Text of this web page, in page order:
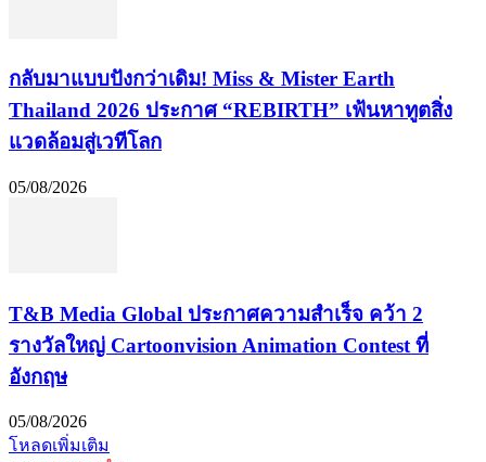
กลับมาแบบปังกว่าเดิม! Miss & Mister Earth
Thailand 2026 ประกาศ “REBIRTH” เฟ้นหาทูตสิ่ง
แวดล้อมสู่เวทีโลก
05/08/2026
​T&B Media Global ประกาศความสำเร็จ คว้า 2
รางวัลใหญ่ Cartoonvision Animation Contest ที่
อังกฤษ
05/08/2026
โหลดเพิ่มเติม